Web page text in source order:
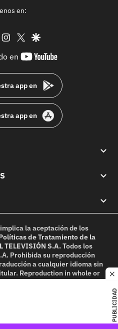
PUBLICIDAD
en:
tiktok instagram
twittergoogle
en
youtube-
app en
app en
la aceptación de los
de Tratamiento de la
TELEVISIÓN S.A.Todos los
Prohibida su reproducción
a cualquier idioma sin
Reproduction in whole or
written permission is